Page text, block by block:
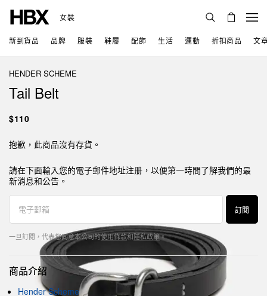
女裝
新到貨品 品牌 服裝 鞋履 配飾 生活 運動 折扣商品 文
HENDER SCHEME
Tail Belt
$110
抱歉，此商品沒有存貨。
請在下面輸入您的電子郵件地址注册，以便第一時間了解我們的最
新消息和公告。
訂閱
一旦訂閱，代表您同意本公司的使用條款和隱私政策。
商品介紹
Hender Scheme